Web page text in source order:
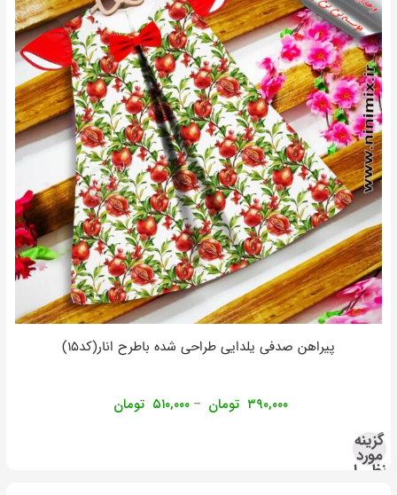
پیراهن صدفی یلدایی طراحی شده باطرح انار(کد۱۵)
۳۹۰,۰۰۰ تومان – ۵۱۰,۰۰۰ تومان
گزینه
مورد
نظر را